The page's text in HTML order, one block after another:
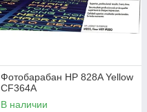
Фотобарабан HP 828A Yellow
CF364A
В наличии